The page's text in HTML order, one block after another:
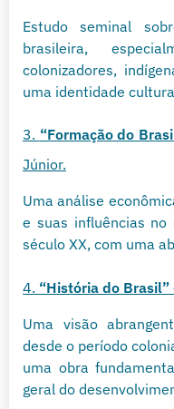
Estudo seminal
brasileira,
colonizadores,
uma identidade
3. “Formação do
Júnior.
Uma análise
e suas influências
século XX, com uma
4. “História do Brasil”
Uma visão
desde o período
uma obra
geral do